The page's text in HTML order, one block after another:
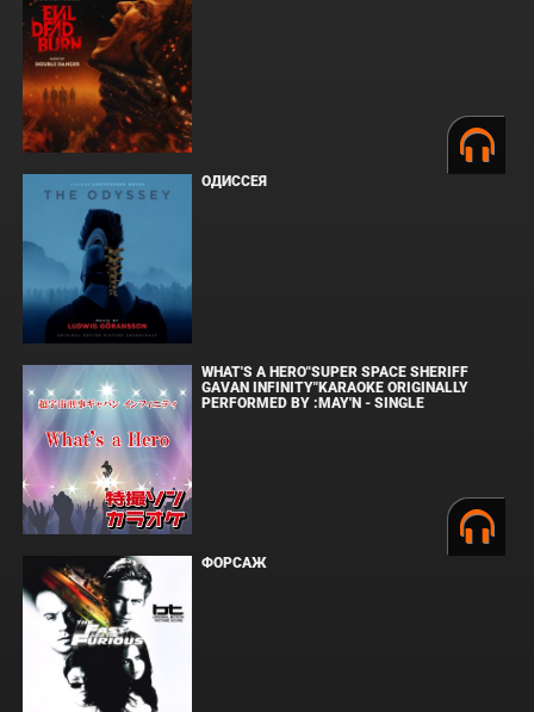
ОДИССЕЯ
WHAT'S A HERO"SUPER SPACE SHERIFF
GAVAN INFINITY"KARAOKE ORIGINALLY
PERFORMED BY :MAY'N - SINGLE
ФОРСАЖ